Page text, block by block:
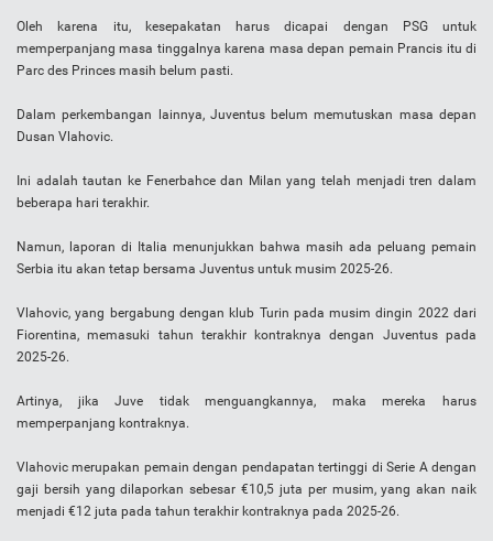
Oleh karena itu, kesepakatan harus dicapai dengan PSG untuk
memperpanjang masa tinggalnya karena masa depan pemain Prancis itu di
Parc des Princes masih belum pasti.
Dalam perkembangan lainnya, Juventus belum memutuskan masa depan
Dusan Vlahovic.
Ini adalah tautan ke Fenerbahce dan Milan yang telah menjadi tren dalam
beberapa hari terakhir.
Namun, laporan di Italia menunjukkan bahwa masih ada peluang pemain
Serbia itu akan tetap bersama Juventus untuk musim 2025-26.
Vlahovic, yang bergabung dengan klub Turin pada musim dingin 2022 dari
Fiorentina, memasuki tahun terakhir kontraknya dengan Juventus pada
2025-26.
Artinya, jika Juve tidak menguangkannya, maka mereka harus
memperpanjang kontraknya.
Vlahovic merupakan pemain dengan pendapatan tertinggi di Serie A dengan
gaji bersih yang dilaporkan sebesar €10,5 juta per musim, yang akan naik
menjadi €12 juta pada tahun terakhir kontraknya pada 2025-26.